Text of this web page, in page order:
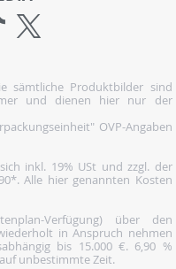
sämtliche Produktbilder sind
und dienen hier nur der
OVP-Angaben
inkl. 19% USt und zzgl. der
Alle hier genannten Kosten
Verfügung) über den
in Anspruch nehmen
bis 15.000 €. 6,90 %
unbestimmte Zeit.